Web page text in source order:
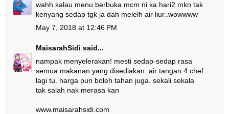
wahh kalau menu berbuka mcm ni ka hari2 mkn tak
kenyang sedap tgk ja dah melelh air liur..wowwww
May 7, 2018 at 12:46 PM
MaisarahSidi said...
nampak menyelerakan! mesti sedap-sedap rasa
semua makanan yang disediakan. air tangan 4 chef
lagi tu. harga pun boleh tahan juga. sekali sekala
tak salah nak merasa kan
www.maisarahsidi.com